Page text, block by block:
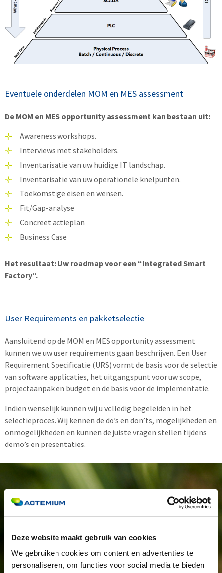
Deze website maakt gebruik van cookies
We gebruiken cookies om content en advertenties te
personaliseren, om functies voor social media te bieden
Eventuele onderdelen MOM en MES assessment
De MOM en MES opportunity assessment kan bestaan uit:
Awareness workshops.
Interviews met stakeholders.
Inventarisatie van uw huidige IT landschap.
Inventarisatie van uw operationele knelpunten.
Toekomstige eisen en wensen.
Fit/Gap-analyse
Concreet actieplan
Business Case
Het resultaat: Uw roadmap voor een “Integrated Smart
Factory”.
User Requirements en pakketselectie
Aansluitend op de MOM en MES opportunity assessment
kunnen we uw user requirements gaan beschrijven. Een User
Requirement Specificatie (URS) vormt de basis voor de selectie
van software applicaties, het uitgangspunt voor uw scope,
projectaanpak en budget en de basis voor de implementatie.
Indien wenselijk kunnen wij u volledig begeleiden in het
selectieproces. Wij kennen de do’s en don’ts, mogelijkheden en
onmogelijkheden en kunnen de juiste vragen stellen tijdens
demo’s en presentaties.
Ideeën uitwisselen?
We zijn benieuwd naar jouw volgende stap en denken